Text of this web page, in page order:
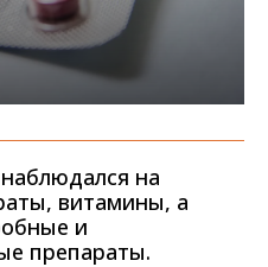
на
витамины, а
и
препараты.